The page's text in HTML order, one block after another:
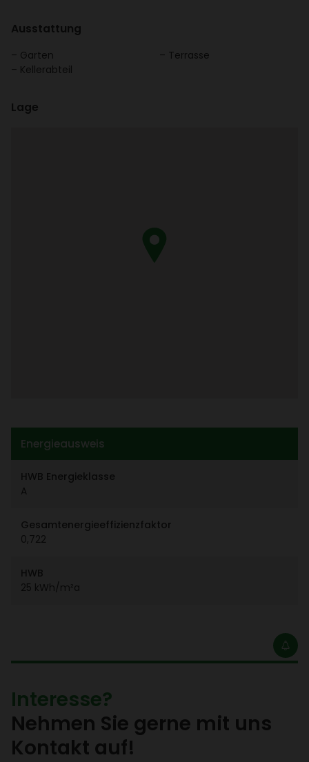
Ausstat­tung
Garten
Keller­ab­teil
Terrasse
Lage
Ener­gie­aus­weis
HWB Ener­gie­klasse
A
Gesamt­ener­gie­ef­fi­zi­enz­faktor
0,722
HWB
25 kWh/​m²a
Inter­esse?
Nehmen Sie gerne mit uns
Kontakt auf!